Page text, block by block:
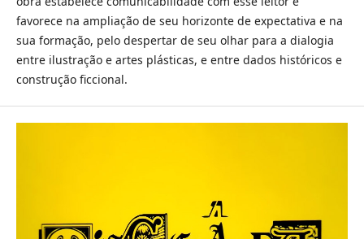
favorece na ampliação de seu horizonte de expectativa e na
sua formação, pelo despertar de seu olhar para a dialogia
entre ilustração e artes plásticas, e entre dados históricos e
construção ficcional.